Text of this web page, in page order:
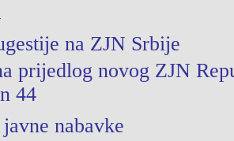
na ZJN Srbije
prijedlog novog ZJN
44
nabavke